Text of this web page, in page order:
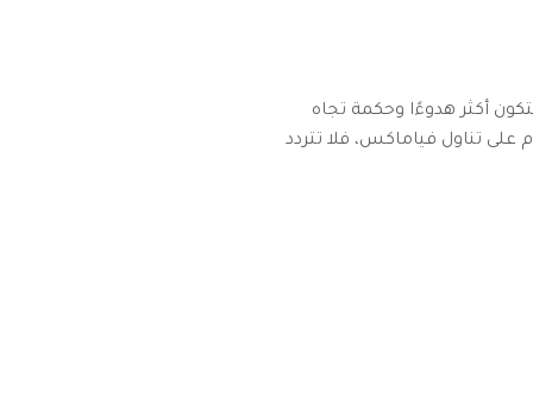
أكثر هدوءًا وحكمة تجاه
تناول فياماكس، فلا تتردد